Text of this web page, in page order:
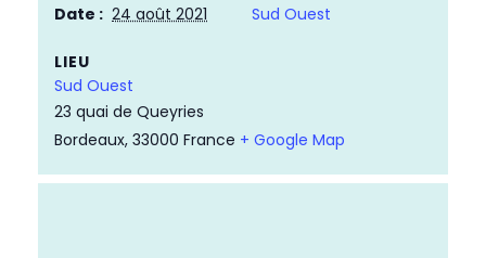
Date : 24 août 2021
Sud Ouest
LIEU
Sud Ouest
23 quai de Queyries
Bordeaux, 33000 France + Google Map